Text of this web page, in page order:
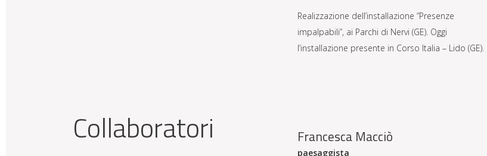
Realizzazione dell’installazione ”Presenze
impalpabili”, ai Parchi di Nervi (GE). Oggi
l’installazione presente in Corso Italia – Lido (GE).
Collaboratori Francesca Macciò
paesaggista